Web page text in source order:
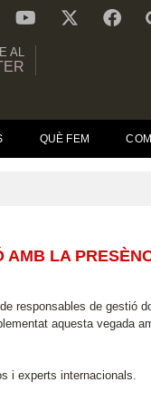
AL
QUÈ FEM
AMB LA
responsables de gestió
aquesta vegada
i experts internacionals.